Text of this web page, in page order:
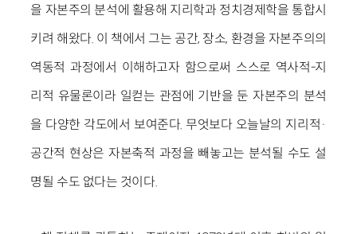
을 자본주의 분석에 활용해 지리학과 정치경제학을 통합시
키려 해왔다. 이 책에서 그는 공간, 장소, 환경을 자본주의의
역동적 과정에서 이해하고자 함으로써 스스로 역사적-지
리적 유물론이라 일컫는 관점에 기반을 둔 자본주의 분석
을 다양한 각도에서 보여준다. 무엇보다 오늘날의 지리적·
공간적 현상은 자본축적 과정을 빼놓고는 분석될 수도 설
명될 수도 없다는 것이다.